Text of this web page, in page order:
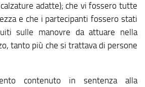
adatte); che vi fossero tutte
e che i partecipanti fossero stati
sulle manovre da attuare nella
tanto più che si trattava di persone
contenuto in sentenza alla